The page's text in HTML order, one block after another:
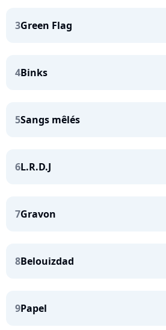
3Green Flag
4Binks
5Sangs mêlés
6L.R.D.J
7Gravon
8Belouizdad
9Papel